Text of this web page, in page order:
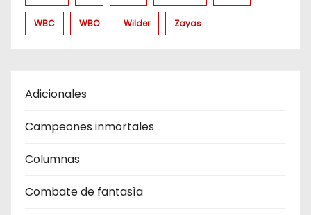
WBC WBO Wilder Zayas
Adicionales
Campeones inmortales
Columnas
Combate de fantasìa